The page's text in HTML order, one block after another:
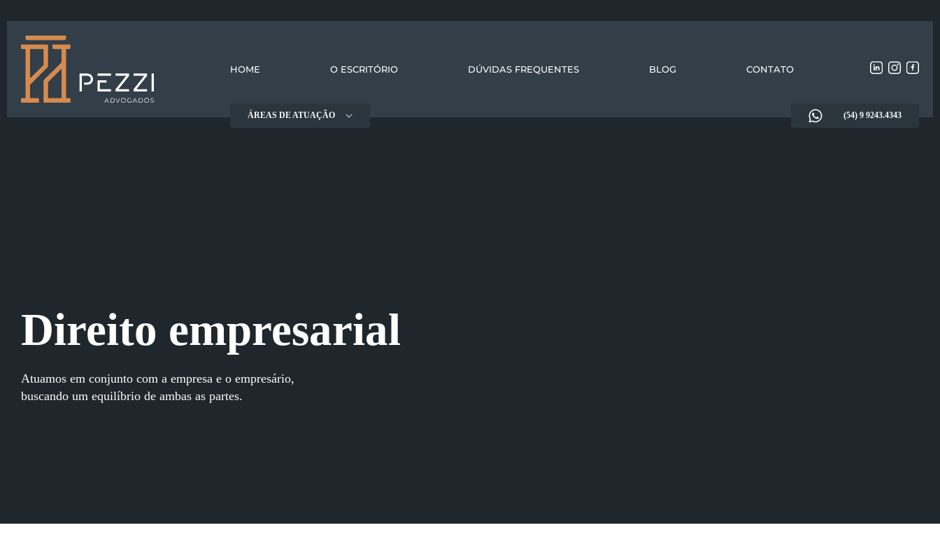
HOME O ESCRITÓRIO DÚVIDAS FREQUENTES BLOG CONTATO
ÁREAS DE ATUAÇÃO (54) 9 9243.4343
Direito empresarial
Atuamos em conjunto com a empresa e o empresário,
buscando um equilíbrio de ambas as partes.